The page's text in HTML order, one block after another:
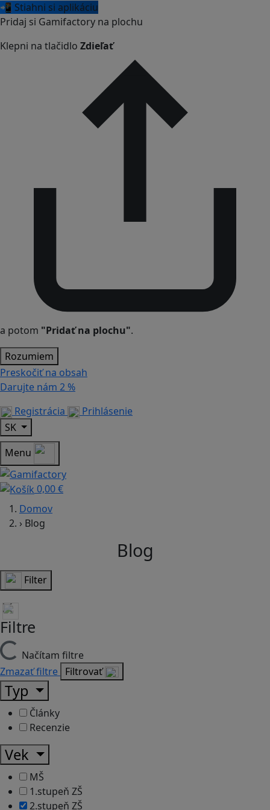
📲 Stiahni si aplikáciu
Pridaj si Gamifactory na plochu
Klepni na tlačidlo Zdieľať
a potom "Pridať na plochu".
Rozumiem
Preskočiť na obsah
Darujte nám 2 %
Registrácia
Prihlásenie
SK
Menu
0,00 €
Domov
› Blog
Blog
Filter
Filtre
Načítam filtre
Zmazať filtre Filtrovať
Typ
Články
Recenzie
Vek
MŠ
1.stupeň ZŠ
2.stupeň ZŠ